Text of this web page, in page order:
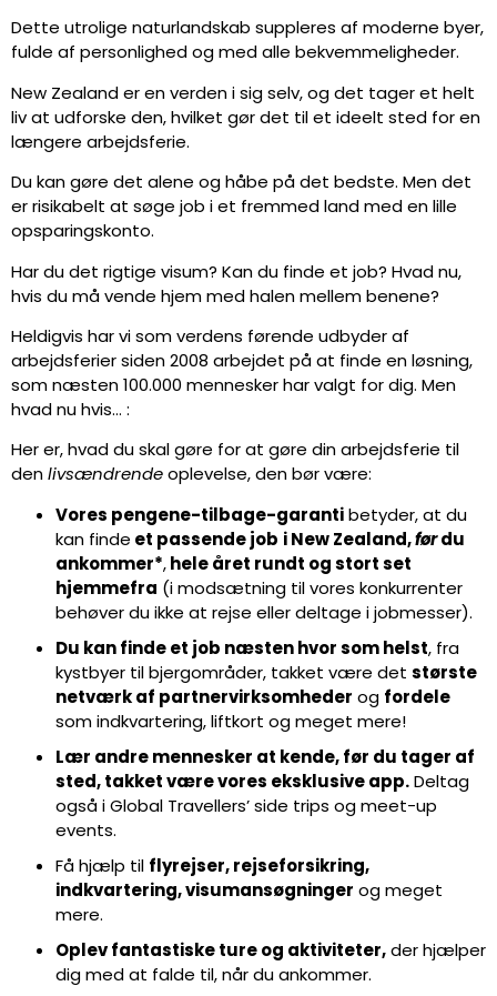
Dette utrolige naturlandskab suppleres af moderne byer,
fulde af personlighed og med alle bekvemmeligheder.
New Zealand er en verden i sig selv, og det tager et helt
liv at udforske den, hvilket gør det til et ideelt sted for en
længere arbejdsferie.
Du kan gøre det alene og håbe på det bedste. Men det
er risikabelt at søge job i et fremmed land med en lille
opsparingskonto.
Har du det rigtige visum? Kan du finde et job? Hvad nu,
hvis du må vende hjem med halen mellem benene?
Heldigvis har vi som verdens førende udbyder af
arbejdsferier siden 2008 arbejdet på at finde en løsning,
som næsten 100.000 mennesker har valgt for dig. Men
hvad nu hvis… :
Her er, hvad du skal gøre for at gøre din arbejdsferie til
denlivsændrendeoplevelse, den bør være:
Vores pengene-tilbage-garantibetyder, at du
kan finde et passende job i New Zealand,førdu
ankommer*,hele året rundt og stort set
hjemmefra (i modsætning til vores konkurrenter
behøver du ikke at rejse eller deltage i jobmesser).
Du kan finde et job næsten hvor som helst, fra
kystbyer til bjergområder, takket være det største
netværk af partnervirksomheder og fordele
som indkvartering, liftkort og meget mere!
Lær andre mennesker at kende, før du tager af
sted, takket være vores eksklusive app.Deltag
også i Global Travellers’ side trips og meet-up
events.
Få hjælp til flyrejser, rejseforsikring,
indkvartering, visumansøgninger og meget
mere.
Oplev fantastiske ture og aktiviteter,der hjælper
dig med at falde til, når du ankommer.